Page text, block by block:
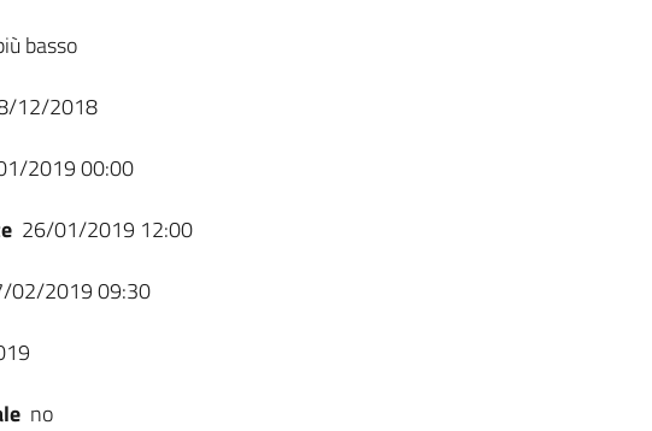
basso
12/2018
2019 00:00
26/01/2019 12:00
02/2019 09:30
no